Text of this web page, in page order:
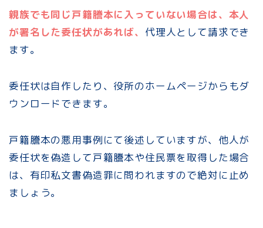
親族でも同じ戸籍謄本に入っていない場合は、本人
が署名した委任状があれば、 代理人として請求でき
ます。
委任状は自作したり、役所のホームページからもダ
ウンロードできます。
戸籍謄本の悪用事例にて後述していますが、他人が
委任状を偽造して戸籍謄本や住民票を取得した場合
は、有印私文書偽造罪に問われますので絶対に止め
ましょう。